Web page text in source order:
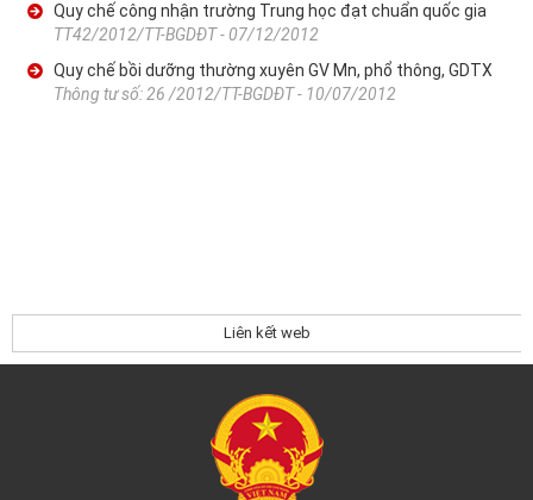
Quy chế công nhận trường Trung học đạt chuẩn quốc gia
TT42/2012/TT-BGDĐT - 07/12/2012
Quy chế bồi dưỡng thường xuyên GV Mn, phổ thông, GDTX
Thông tư số: 26 /2012/TT-BGDĐT - 10/07/2012
Liên kết web